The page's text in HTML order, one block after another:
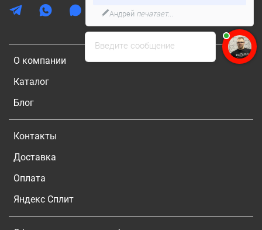
О компании
Каталог
Блог
Контакты
Доставка
Оплата
Яндекс Сплит
Введите сообщение
Андрей печатает...